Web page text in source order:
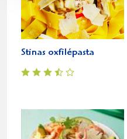
Stinas oxfilépasta